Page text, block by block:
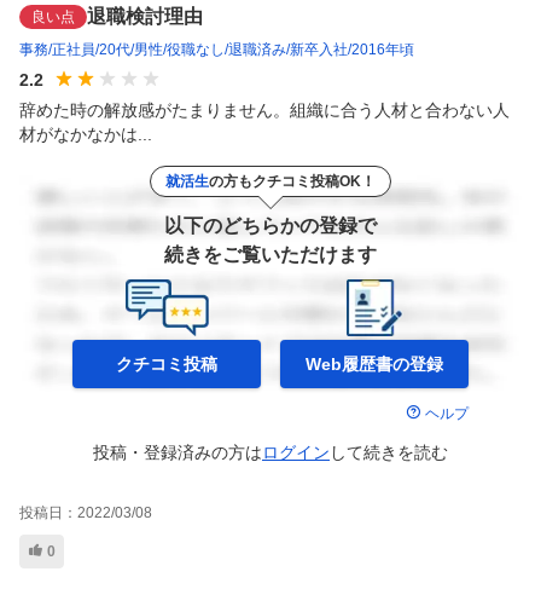
良い点 退職検討理由
事務 正社員 20代 男性 役職なし 退職済み 新卒入社 2016年頃
2.2
辞めた時の解放感がたまりません。組織に合う人材と合わない人
材がなかなかは...
就活生の方もクチコミ投稿OK！
以下のどちらかの登録で
続きをご覧いただけます
クチコミ投稿 Web履歴書の登録
ヘルプ
投稿・登録済みの方はログイン して続きを読む
投稿日： 2022/03/08
0